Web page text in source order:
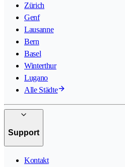
Zürich
Genf
Lausanne
Bern
Basel
Winterthur
Lugano
Alle Städte
Support
Kontakt